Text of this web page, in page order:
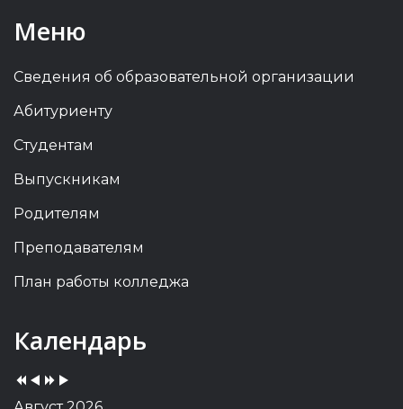
Меню
Сведения об образовательной организации
Абитуриенту
Студентам
Выпускникам
Родителям
Преподавателям
План работы колледжа
Календарь
Previous
Year
Previous
Month
YearMonth